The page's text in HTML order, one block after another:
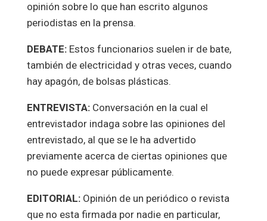
opinión sobre lo que han escrito algunos
periodistas en la prensa.
DEBATE: Estos funcionarios suelen ir de bate,
también de electricidad y otras veces, cuando
hay apagón, de bolsas plásticas.
ENTREVISTA:Conversación en la cual el
entrevistador indaga sobre las opiniones del
entrevistado, al que se le ha advertido
previamente acerca de ciertas opiniones que
no puede expresar públicamente.
EDITORIAL:Opinión de un periódico o revista
que no esta firmada por nadie en particular,